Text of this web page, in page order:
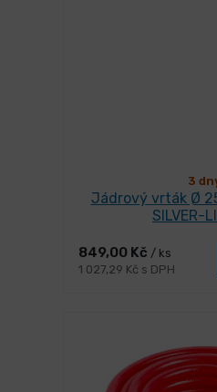
3
Jádrový vrták Ø
SILVER-
849,00 Kč / ks
1 027,29 Kč s DPH